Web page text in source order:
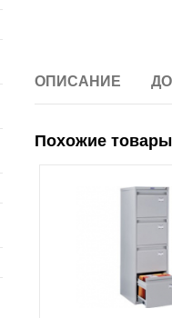
ОПИСАНИЕ
Похожие